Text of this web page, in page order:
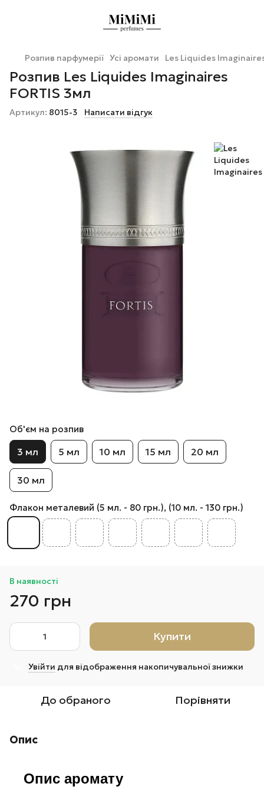
Розпив парфумерії Усі аромати Les Liquides
Розпив Les Liquides Imaginaires
FORTIS 3мл
Артикул: 8015-3 Написати відгук
Об'єм на розпив
3 мл 5 мл 10 мл 15 мл 20 мл
30 мл
Флакон металевий (5 мл. - 80 грн.), (10 мл. - 130 грн.)
В наявності
270 грн
Купити
Увійти для відображення накопичувальної знижки
До обраного Порівняти
Опис
Опис аромату